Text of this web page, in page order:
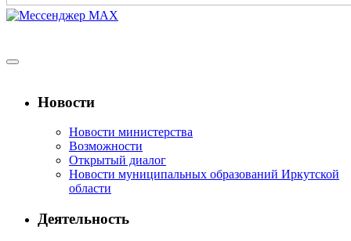
Новости
Новости министерства
Возможности
Открытый диалог
Новости муниципальных образований Иркутской
области
Деятельность